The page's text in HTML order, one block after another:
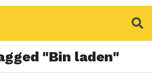
"Bin laden"